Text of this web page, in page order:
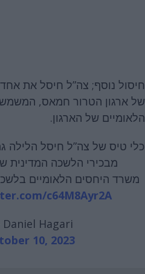
חיסול נוסף; צה”ל חיסל את
של ארגון הטרור חמאס,
הלאומיים של הארגון.
כלי טיס של צה”ל חיסל הלילה
מבכירי הלשכה המדינית
משרד היחסים הלאומיים
c64M8Ayr2A
10, 2023